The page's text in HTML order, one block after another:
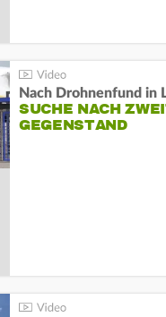
Nach Drohnenfund in
SUCHE NACH
GEGENSTAND